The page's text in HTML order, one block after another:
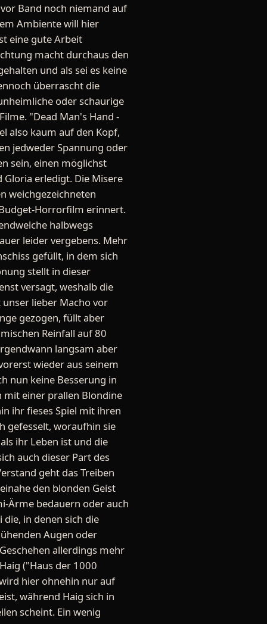
Band noch niemand auf
Ambiente will hier
eine gute Arbeit
macht durchaus den
und als sei es keine
überrascht die
oder schaurige
"Dead Man's Hand -
also kaum auf den Kopf,
jedweder Spannung oder
sein, einen möglichst
erledigt. Die Misere
weichgezeichneten
Horrorfilm erinnert.
halbwegs
leider vergebens. Mehr
gefüllt, in dem sich
stellt in dieser
versagt, weshalb die
lieber Macho vor
gezogen, füllt aber
Reinfall auf 80
langsam aber
wieder aus seinem
nun keine Besserung in
mit einer prallen Blondine
ihr fieses Spiel mit ihren
gefesselt, woraufhin sie
ihr Leben ist und die
auch dieser Part des
geht das Treiben
den blonden Geist
Ärme bedauern oder auch
in denen sich die
Augen oder
allerdings mehr
("Haus der 1000
hier ohnehin nur auf
während Haig sich in
scheint. Ein wenig